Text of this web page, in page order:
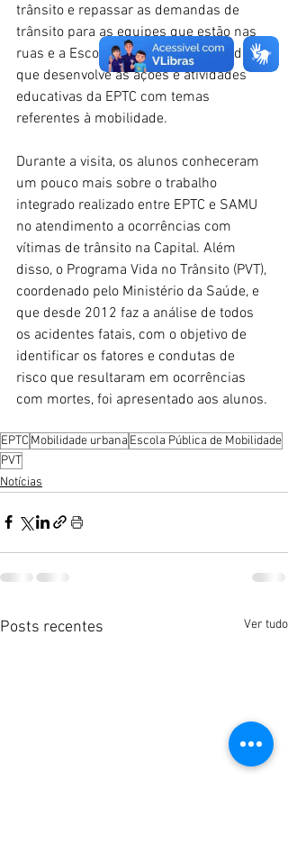
trânsito e repassar as demandas de
trânsito para as equipes que estão nas
ruas e a Escola Pública de Mobilidade,
que desenvolve as ações e atividades
educativas da EPTC com temas
referentes à mobilidade.
Durante a visita, os alunos conheceram
um pouco mais sobre o trabalho
integrado realizado entre EPTC e SAMU
no atendimento a ocorrências com
vítimas de trânsito na Capital. Além
disso, o Programa Vida no Trânsito (PVT),
coordenado pelo Ministério da Saúde, e
que desde 2012 faz a análise de todos
os acidentes fatais, com o objetivo de
identificar os fatores e condutas de
risco que resultaram em ocorrências
com mortes, foi apresentado aos alunos.
EPTC Mobilidade urbana Escola Pública de Mobilidade
PVT
Notícias
Posts recentes Ver tudo